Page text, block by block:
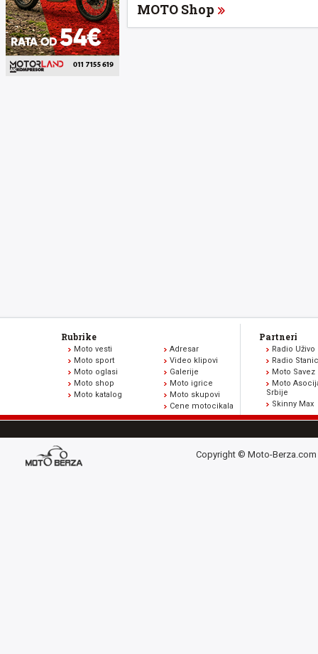
MOTO Shop
Rubrike
Moto vesti
Moto sport
Moto oglasi
Moto shop
Moto katalog
Adresar
Video klipovi
Galerije
Moto igrice
Moto skupovi
Cene motocikala
Partneri
Radio Uživo
Radio
Moto Savez
Moto
Srbije
Skinny Max
Copyright © Moto-Berza.com